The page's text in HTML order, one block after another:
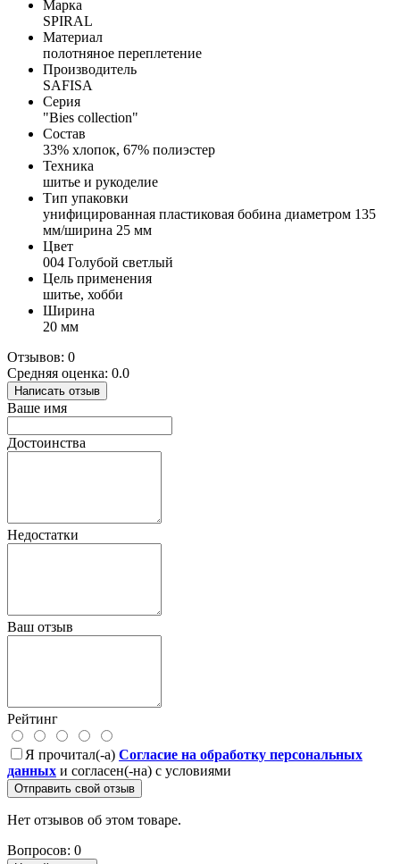
Марка
SPIRAL
Материал
полотняное переплетение
Производитель
SAFISA
Серия
"Bies collection"
Состав
33% хлопок, 67% полиэстер
Техника
шитье и рукоделие
Тип упаковки
унифицированная пластиковая бобина диаметром 135
мм/ширина 25 мм
Цвет
004 Голубой светлый
Цель применения
шитье, хобби
Ширина
20 мм
Отзывов: 0
Средняя оценка: 0.0
Написать отзыв
Ваше имя
Достоинства
Недостатки
Ваш отзыв
Рейтинг
Я прочитал(-а) Согласие на обработку персональных
данных и согласен(-на) с условиями
Отправить свой отзыв
Нет отзывов об этом товаре.
Вопросов: 0